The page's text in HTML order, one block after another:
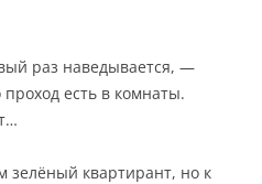
раз наведывается, —
проход есть в комнаты.
зелёный квартирант, но к